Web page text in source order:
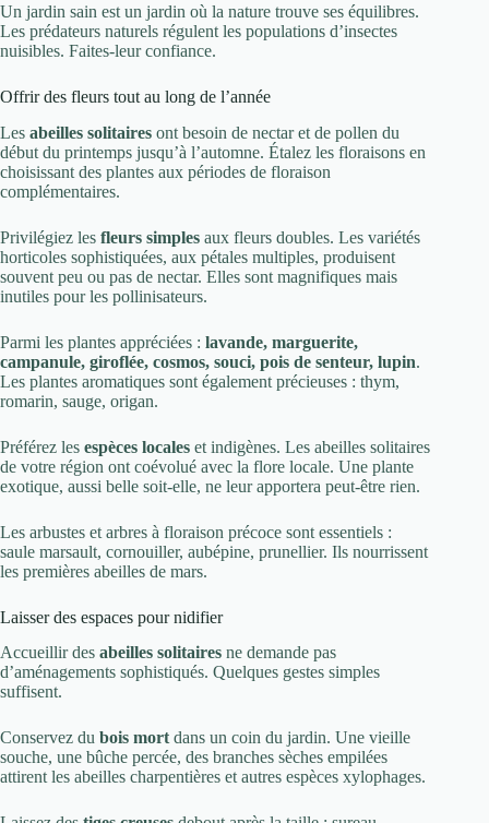
Un jardin sain est un jardin où la nature trouve ses équilibres.
Les prédateurs naturels régulent les populations d’insectes
nuisibles. Faites-leur confiance.
Offrir des fleurs tout au long de l’année
Les abeilles solitaires ont besoin de nectar et de pollen du
début du printemps jusqu’à l’automne. Étalez les floraisons en
choisissant des plantes aux périodes de floraison
complémentaires.
Privilégiez les fleurs simples aux fleurs doubles. Les variétés
horticoles sophistiquées, aux pétales multiples, produisent
souvent peu ou pas de nectar. Elles sont magnifiques mais
inutiles pour les pollinisateurs.
Parmi les plantes appréciées : lavande, marguerite,
campanule, giroflée, cosmos, souci, pois de senteur, lupin.
Les plantes aromatiques sont également précieuses : thym,
romarin, sauge, origan.
Préférez les espèces locales et indigènes. Les abeilles solitaires
de votre région ont coévolué avec la flore locale. Une plante
exotique, aussi belle soit-elle, ne leur apportera peut-être rien.
Les arbustes et arbres à floraison précoce sont essentiels :
saule marsault, cornouiller, aubépine, prunellier. Ils nourrissent
les premières abeilles de mars.
Laisser des espaces pour nidifier
Accueillir des abeilles solitaires ne demande pas
d’aménagements sophistiqués. Quelques gestes simples
suffisent.
Conservez du bois mort dans un coin du jardin. Une vieille
souche, une bûche percée, des branches sèches empilées
attirent les abeilles charpentières et autres espèces xylophages.